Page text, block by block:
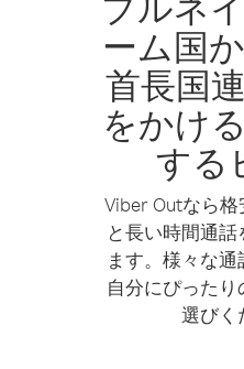
ーム国
首長国
をかけ
する
Viber Outなら
と長い時間通
ます。様々な通
自分にぴった
選びく